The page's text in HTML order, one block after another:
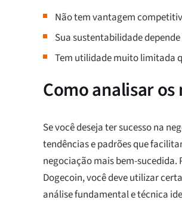
Não tem vantagem
Sua sustentabilidade
Tem utilidade muito limitada
Como analisar
Se você deseja ter sucesso na
tendências e padrões que
negociação mais bem-sucedida.
Dogecoin, você deve utilizar
análise fundamental e técnica